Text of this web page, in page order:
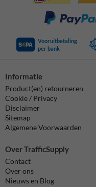
Vooruitbetaling
per bank
Informatie
Product(en) retourneren
Cookie / Privacy
Disclaimer
Sitemap
Algemene Voorwaarden
Over TrafficSupply
Contact
Over ons
Nieuws en Blog